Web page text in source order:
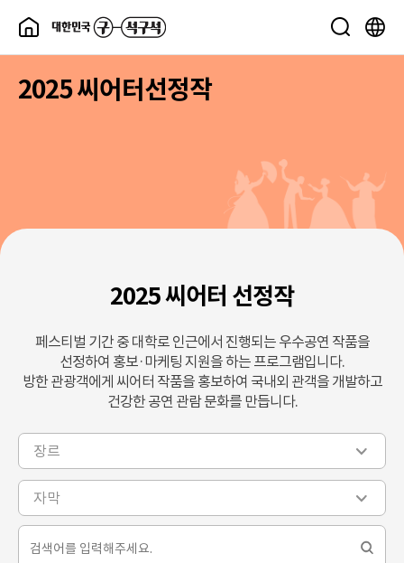
2025 씨어터선정작
2025 씨어터 선정작
페스티벌 기간 중 대학로 인근에서 진행되는 우수공연 작품을
선정하여 홍보·마케팅 지원을 하는 프로그램입니다.
방한 관광객에게 씨어터 작품을 홍보하여 국내외 관객을 개발하고
건강한 공연 관람 문화를 만듭니다.
장르
자막